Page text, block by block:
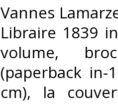
‎Vannes
Libraire 1839
volume,
(paperback in-
cm), la